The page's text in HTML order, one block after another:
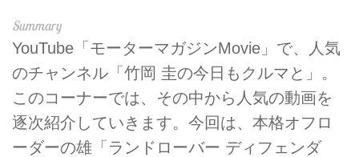
YouTube「モーターマガジンMovie」で、人気
のチャンネル「竹岡 圭の今日もクルマと」。
このコーナーでは、その中から人気の動画を
逐次紹介していきます。今回は、本格オフロ
ーダーの雄「ランドローバー ディフェンダ